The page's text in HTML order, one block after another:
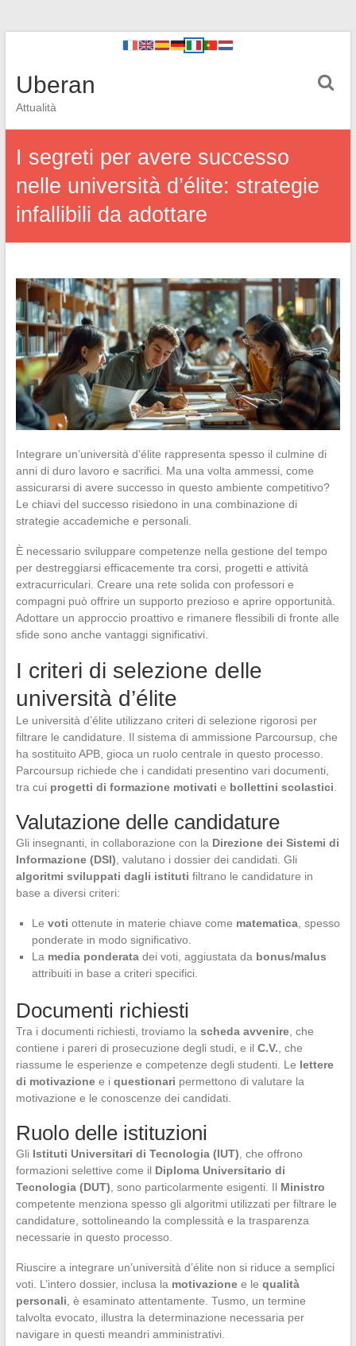
Uberan
Attualità
I segreti per avere successo
nelle università d’élite: strategie
infallibili da adottare
Integrare un’università d’élite rappresenta spesso il culmine di
anni di duro lavoro e sacrifici. Ma una volta ammessi, come
assicurarsi di avere successo in questo ambiente competitivo?
Le chiavi del successo risiedono in una combinazione di
strategie accademiche e personali.
È necessario sviluppare competenze nella gestione del tempo
per destreggiarsi efficacemente tra corsi, progetti e attività
extracurriculari. Creare una rete solida con professori e
compagni può offrire un supporto prezioso e aprire opportunità.
Adottare un approccio proattivo e rimanere flessibili di fronte alle
sfide sono anche vantaggi significativi.
I criteri di selezione delle
università d’élite
Le università d’élite utilizzano criteri di selezione rigorosi per
filtrare le candidature. Il sistema di ammissione Parcoursup, che
ha sostituito APB, gioca un ruolo centrale in questo processo.
Parcoursup richiede che i candidati presentino vari documenti,
tra cui progetti di formazione motivati e bollettini scolastici
Valutazione delle candidature
Gli insegnanti, in collaborazione con la Direzione dei Sistemi di
Informazione (DSI) , valutano i dossier dei candidati. Gli
algoritmi sviluppati dagli istituti filtrano le candidature in
base a diversi criteri:
Le voti ottenute in materie chiave come matematica, spesso
ponderate in modo significativo.
La media ponderatadei voti, aggiustata da bonus/malus
attribuiti in base a criteri specifici.
Documenti richiesti
Tra i documenti richiesti, troviamo la scheda avvenire, che
contiene i pareri di prosecuzione degli studi, e il C.V. , che
riassume le esperienze e competenze degli studenti. Le lettere
di motivazionee i questionari permettono di valutare la
motivazione e le conoscenze dei candidati.
Ruolo delle istituzioni
Gli Istituti Universitari di Tecnologia (IUT) , che offrono
formazioni selettive come il Diploma Universitario di
Tecnologia (DUT) , sono particolarmente esigenti. Il Ministro
competente menziona spesso gli algoritmi utilizzati per filtrare le
candidature, sottolineando la complessità e la trasparenza
necessarie in questo processo.
Riuscire a integrare un’università d’élite non si riduce a semplici
voti. L’intero dossier, inclusa la motivazionee le qualità
personali , è esaminato attentamente. Tusmo, un termine
talvolta evocato, illustra la determinazione necessaria per
navigare in questi meandri amministrativi.